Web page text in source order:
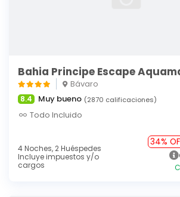
Bahia Principe Escape
Bávaro
8.4 Muy bueno (2870 calificaciones)
Todo Incluido
4 Noches, 2 Huéspedes
Incluye impuestos y/o
cargos
34%